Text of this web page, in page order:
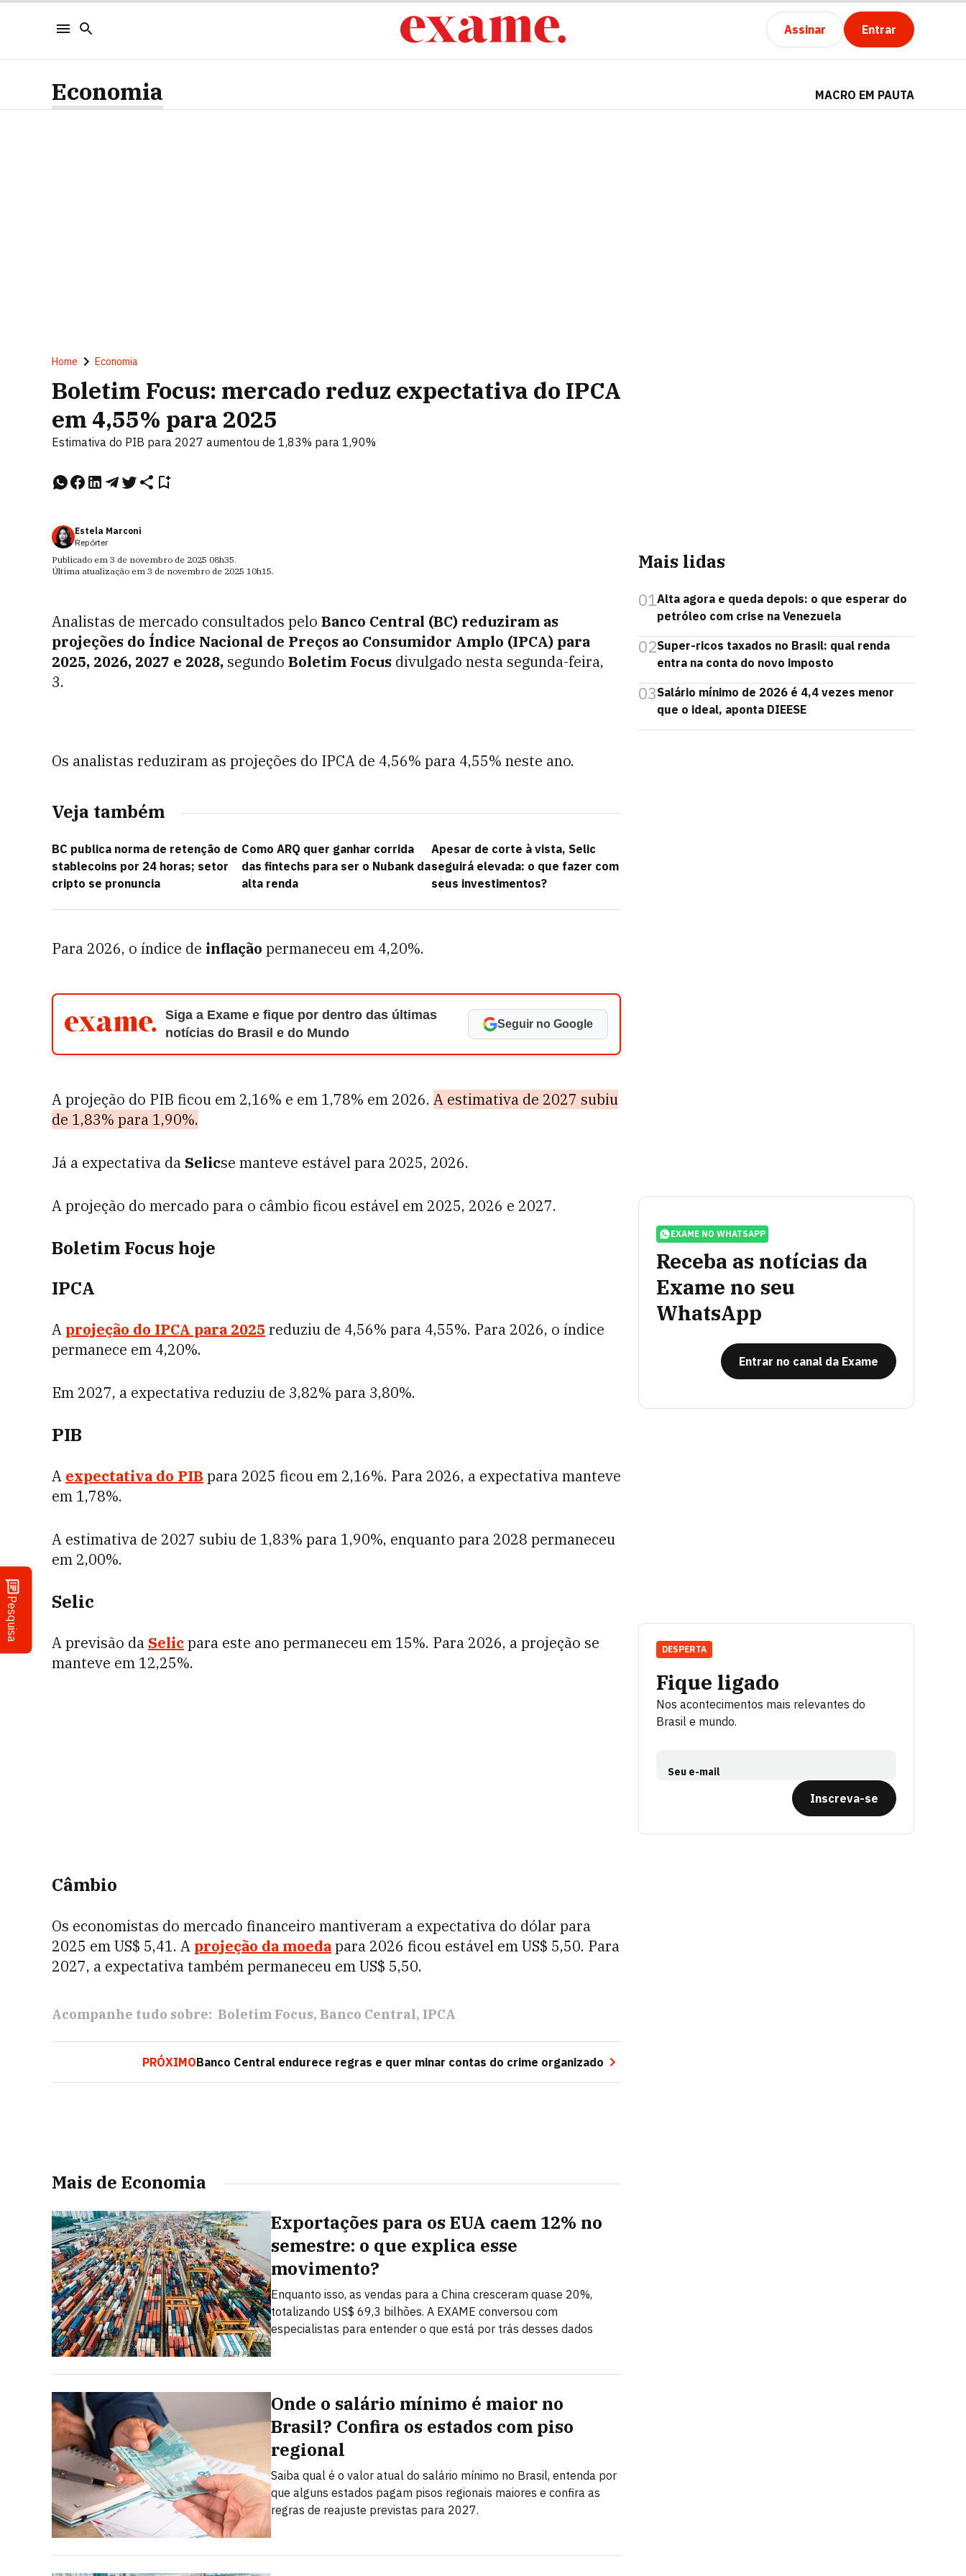
Assinar Entrar
Pesquisa
Economia MACRO EM PAUTA
Home Economia
Boletim Focus: mercado reduz expectativa do IPCA
em 4,55% para 2025
Estimativa do PIB para 2027 aumentou de 1,83% para 1,90%
Estela Marconi
Repórter
Publicado em 3 de novembro de 2025 08h35.
Última atualização em 3 de novembro de 2025 10h15.
Analistas de mercado consultados pelo Banco Central (BC) reduziram as
projeções do Índice Nacional de Preços ao Consumidor Amplo (IPCA) para
2025, 2026, 2027 e 2028, segundo Boletim Focus divulgado nesta segunda-feira,
3.
Os analistas reduziram as projeções do IPCA de 4,56% para 4,55% neste ano.
Veja também
BC publica norma de retenção de
stablecoins por 24 horas; setor
cripto se pronuncia
Como ARQ quer ganhar corrida
das fintechs para ser o Nubank da
alta renda
Apesar de corte à vista, Selic
seguirá elevada: o que fazer com
seus investimentos?
Para 2026, o índice de inflação permaneceu em 4,20%.
Siga a Exame e fique por dentro das últimas
notícias do Brasil e do Mundo
Seguir no Google
A projeção do PIB ficou em 2,16% e em 1,78% em 2026. A estimativa de 2027 subiu
de 1,83% para 1,90%.
Já a expectativa da Selicse manteve estável para 2025, 2026.
A projeção do mercado para o câmbio ficou estável em 2025, 2026 e 2027.
Boletim Focus hoje
IPCA
A projeção do IPCA para 2025 reduziu de 4,56% para 4,55%. Para 2026, o índice
permanece em 4,20%.
Em 2027, a expectativa reduziu de 3,82% para 3,80%.
PIB
A expectativa do PIB para 2025 ficou em 2,16%. Para 2026, a expectativa manteve
em 1,78%.
A estimativa de 2027 subiu de 1,83% para 1,90%, enquanto para 2028 permaneceu
em 2,00%.
Selic
A previsão da Selicpara este ano permaneceu em 15%. Para 2026, a projeção se
manteve em 12,25%.
Câmbio
Os economistas do mercado financeiro mantiveram a expectativa do dólar para
2025 em US$ 5,41. A projeção da moedapara 2026 ficou estável em US$ 5,50. Para
2027, a expectativa também permaneceu em US$ 5,50.
Acompanhe tudo sobre: Boletim Focus Banco Central IPCA
PRÓXIMOBanco Central endurece regras e quer minar contas do crime organizado
Mais de Economia
Exportações para os EUA caem 12% no
semestre: o que explica esse
movimento?
Enquanto isso, as vendas para a China cresceram quase 20%,
totalizando US$ 69,3 bilhões. A EXAME conversou com
especialistas para entender o que está por trás desses dados
Onde o salário mínimo é maior no
Brasil? Confira os estados com piso
regional
Saiba qual é o valor atual do salário mínimo no Brasil, entenda por
que alguns estados pagam pisos regionais maiores e confira as
regras de reajuste previstas para 2027.
Mais lidas
01Alta agora e queda depois: o que esperar do
petróleo com crise na Venezuela
02Super-ricos taxados no Brasil: qual renda
entra na conta do novo imposto
03Salário mínimo de 2026 é 4,4 vezes menor
que o ideal, aponta DIEESE
EXAME NO WHATSAPP
Receba as notícias da
Exame no seu
WhatsApp
Entrar no canal da Exame
Fique ligado
Nos acontecimentos mais relevantes do
Brasil e mundo.
Seu e-mail
Inscreva-se
DESPERTA